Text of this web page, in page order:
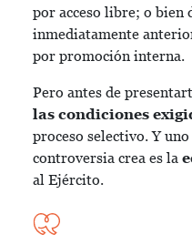
por acceso libre; o bien
inmediatamente
por promoción interna.
Pero antes de
las condiciones
proceso selectivo. Y
controversia crea es la
al Ejército.